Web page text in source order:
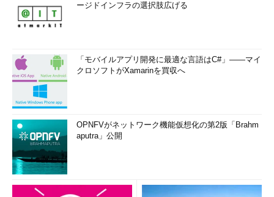
ージドインフラの選択肢広げる
「モバイルアプリ開発に最適な言語はC#」――マイ
クロソフトがXamarinを買収へ
OPNFVがネットワーク機能仮想化の第2版「Brahm
aputra」公開